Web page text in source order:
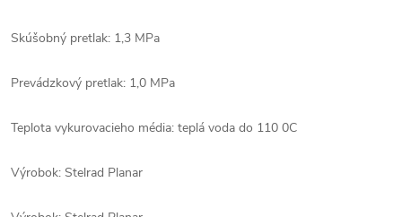
Skúšobný pretlak: 1,3 MPa
Prevádzkový pretlak: 1,0 MPa
Teplota vykurovacieho média: teplá voda do 110 0C
Výrobok: Stelrad Planar